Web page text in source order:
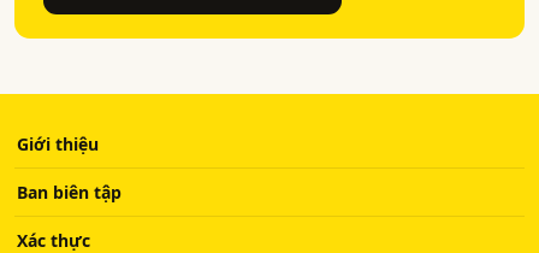
Giới thiệu
Ban biên tập
Xác thực